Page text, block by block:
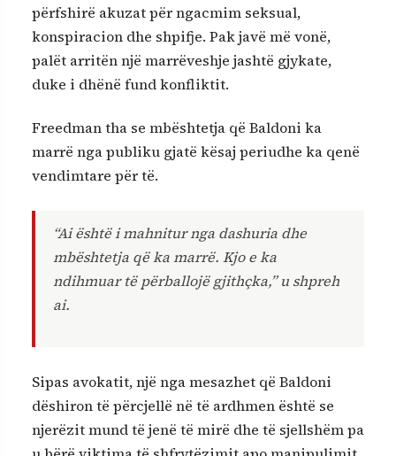
përfshirë akuzat për ngacmim seksual,
konspiracion dhe shpifje. Pak javë më vonë,
palët arritën një marrëveshje jashtë gjykate,
duke i dhënë fund konfliktit.
Freedman tha se mbështetja që Baldoni ka
marrë nga publiku gjatë kësaj periudhe ka qenë
vendimtare për të.
“Ai është i mahnitur nga dashuria dhe
mbështetja që ka marrë. Kjo e ka
ndihmuar të përballojë gjithçka,” u shpreh
ai.
Sipas avokatit, një nga mesazhet që Baldoni
dëshiron të përcjellë në të ardhmen është se
njerëzit mund të jenë të mirë dhe të sjellshëm pa